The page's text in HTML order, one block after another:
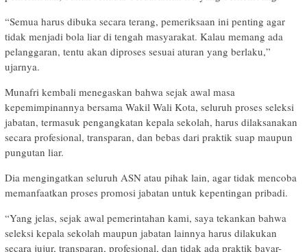
“Semua harus dibuka secara terang, pemeriksaan ini penting agar
tidak menjadi bola liar di tengah masyarakat. Kalau memang ada
pelanggaran, tentu akan diproses sesuai aturan yang berlaku,”
ujarnya.
Munafri kembali menegaskan bahwa sejak awal masa
kepemimpinannya bersama Wakil Wali Kota, seluruh proses seleksi
jabatan, termasuk pengangkatan kepala sekolah, harus dilaksanakan
secara profesional, transparan, dan bebas dari praktik suap maupun
pungutan liar.
Dia mengingatkan seluruh ASN atau pihak lain, agar tidak mencoba
memanfaatkan proses promosi jabatan untuk kepentingan pribadi.
“Yang jelas, sejak awal pemerintahan kami, saya tekankan bahwa
seleksi kepala sekolah maupun jabatan lainnya harus dilakukan
secara jujur, transparan, profesional, dan tidak ada praktik bayar-